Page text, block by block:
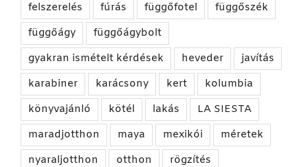
felszerelés
fúrás függőfotel
függőszék
függőágy
függőágybolt
gyakran ismételt kérdések
heveder
javítás
karabiner
karácsony kert
kolumbia
könyvajánló
kötél lakás
LA SIESTA
maradjotthon
maya mexikói
méretek
nyaraljotthon
otthon rögzítés